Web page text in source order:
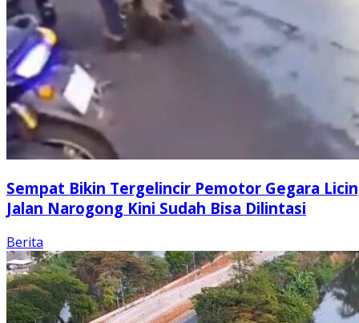
Sempat Bikin Tergelincir Pemotor Gegara
Jalan Narogong Kini Sudah Bisa Dilintasi
Berita